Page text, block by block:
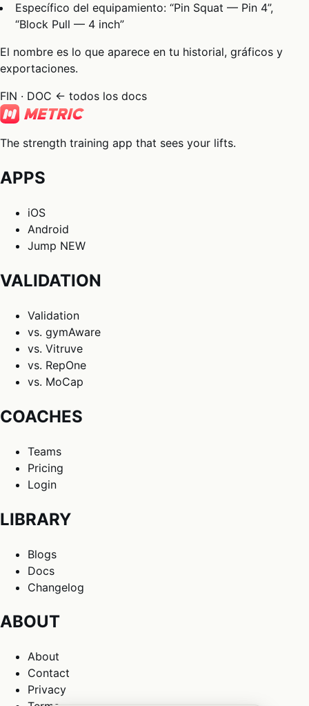
Específico del equipamiento: “Pin Squat — Pin 4”,
“Block Pull — 4 inch”
El nombre es lo que aparece en tu historial, gráficos y
exportaciones.
FIN · DOC ← todos los docs
The strength training app that sees your lifts.
APPS
iOS
Android
Jump NEW
VALIDATION
Validation
vs. gymAware
vs. Vitruve
vs. RepOne
vs. MoCap
COACHES
Teams
Pricing
Login
LIBRARY
Blogs
Docs
Changelog
ABOUT
About
Contact
Privacy